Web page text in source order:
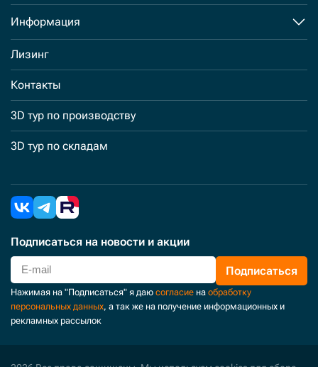
Информация
Лизинг
Контакты
3D тур по производству
3D тур по складам
Подписаться на новости и акции
Подписаться
Нажимая на "Подписаться" я даю согласие на обработку
персональных данных, а так же на получение информационных и
рекламных рассылок